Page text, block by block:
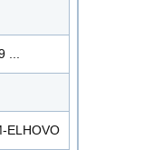
...
ELHOVO